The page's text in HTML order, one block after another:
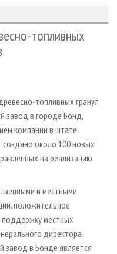
топливных
топливных гранул
завод в городе Бонд,
компании в штате
около 100 новых
на реализацию
и местными
положительное
местных
директора
завод в Бонде является